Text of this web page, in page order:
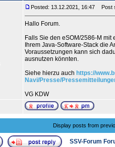
Posted: 13.12.2021, 16:47 Post
Hallo Forum.
Falls Sie den eSOM/2586-M
Ihrem Java-Software-Stack die
Voraussetzungen kann sich
ausnutzen könnten.
Siehe hierzu auch https://
Navi/Presse/
VG KDW
Display posts from
SSV-Forum